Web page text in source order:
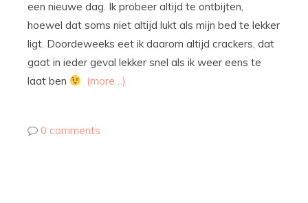
een nieuwe dag. Ik probeer altijd te ontbijten,
hoewel dat soms niet altijd lukt als mijn bed te lekker
ligt. Doordeweeks eet ik daarom altijd crackers, dat
gaat in ieder geval lekker snel als ik weer eens te
laat ben
(more…)
0 comments